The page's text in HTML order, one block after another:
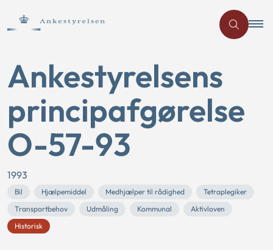
Ankestyrelsens
principafgørelse
O-57-93
1993
Bil Hjælpemiddel Medhjælper til rådighed
Tetraplegiker
Transportbehov
Udmåling Kommunal
Aktivloven
Historisk